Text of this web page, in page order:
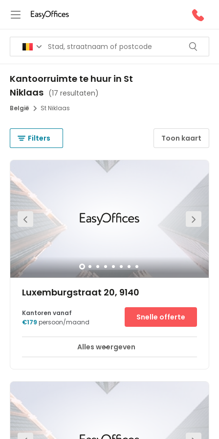
Kantoorruimte te huur in St
Niklaas (17 resultaten)
België St Niklaas
Filters Toon kaart
Luxemburgstraat 20, 9140
Break-Out Ruimtes Stadscentrum
commerciële centrum is gelegen aan een belangrijk
knooppunt van de E17 en maakt deel uit van een
de hoofdkantoren van internationale bedrijven zoals VF
Europe, North Face, DAF en Niko gevestigd zijn. De drie
verdiepingen van dit veelzijdige en dynamische gebouw
bevinden zich rondom een grote open binnenruimte,
Kantoren vanaf
€179 persoon/maand
Snelle offerte
Alles weergeven